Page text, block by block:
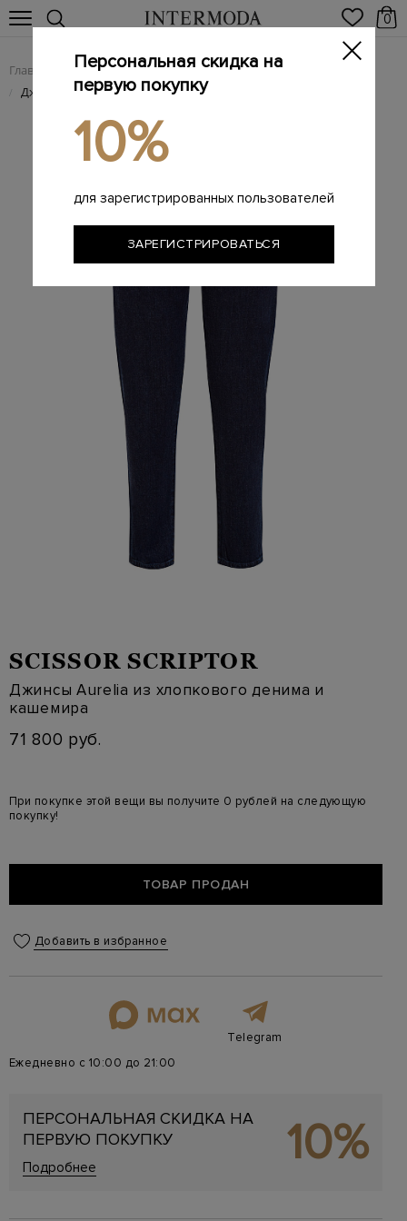
0
Главная Женщинам / Женская одежда / Женские джинсы
/ Джинсы Aurelia из хлопкового денима и кашемира
SCISSOR SCRIPTOR
Джинсы Aurelia из хлопкового денима и
кашемира
71 800 руб.
При покупке этой вещи вы получите 0 рублей на следующую
покупку!
ТОВАР ПРОДАН
Добавить в избранное
Telegram
Ежедневно с 10:00 до 21:00
ПЕРСОНАЛЬНАЯ СКИДКА НА
ПЕРВУЮ ПОКУПКУ
Подробнее 10%
Персональная скидка на
первую покупку
10%
для зарегистрированных пользователей
ЗАРЕГИСТРИРОВАТЬСЯ